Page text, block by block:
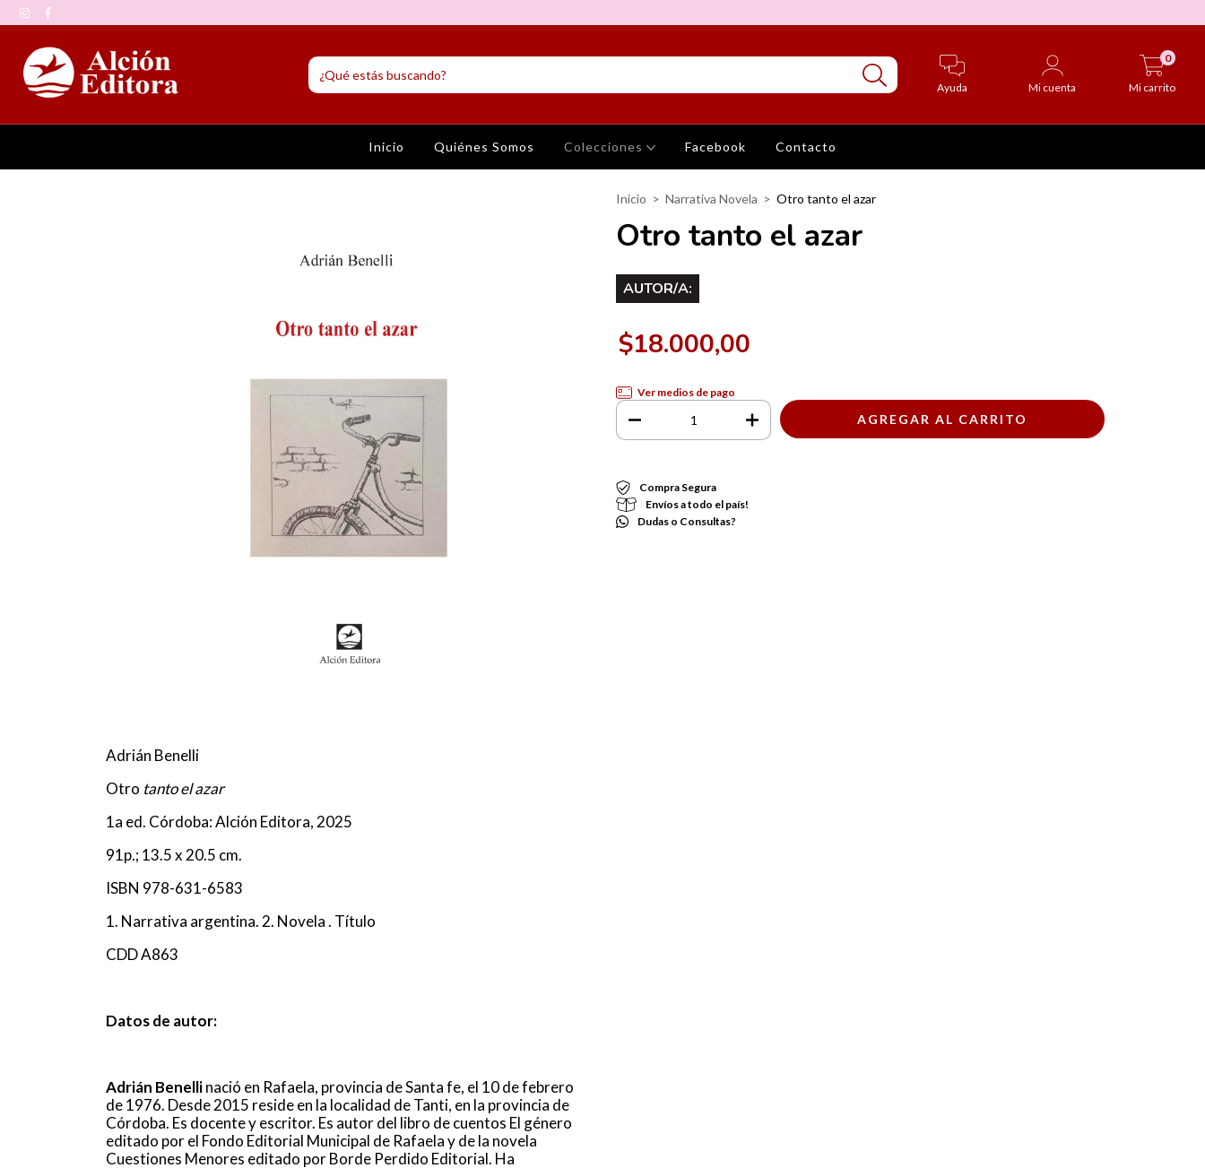
Ayuda Mi cuenta Mi carrito
0
Inicio Quiénes Somos Colecciones Facebook Contacto
Adrián Benelli
Otro tanto el azar
1a ed. Córdoba: Alción Editora, 2025
91p.; 13.5 x 20.5 cm.
ISBN 978-631-6583
1. Narrativa argentina. 2. Novela . Título
CDD A863
Datos de autor:
Adrián Benellinació en Rafaela, provincia de Santa fe, el 10 de febrero
de 1976. Desde 2015 reside en la localidad de Tanti, en la provincia de
Córdoba. Es docente y escritor. Es autor del libro de cuentos El género
editado por el Fondo Editorial Municipal de Rafaela y de la novela
Cuestiones Menores editado por Borde Perdido Editorial. Ha
Inicio > Narrativa Novela > Otro tanto el azar
Otro tanto el azar
AUTOR/A:
$18.000,00
Ver medios de pago
Compra Segura
Envíos a todo el país!
Dudas o Consultas?